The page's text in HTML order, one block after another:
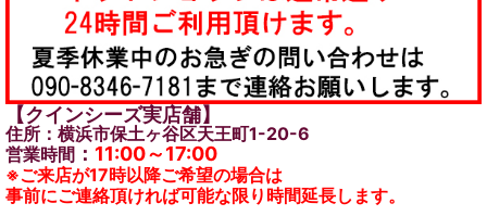
【クインシーズ実店舗】
住所：横浜市保土ヶ谷区天王町1-20-6
営業時間 ： 11:00～17:00
※ご来店が17時以降ご希望の場合は
事前にご連絡頂ければ可能な限り時間延長します。